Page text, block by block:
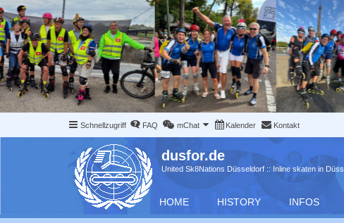
Schnellzugriff FAQ mChat Kalender Kontakt
dusfor.de
United Sk8Nations Düsseldorf :: Inline skaten in
HOME HISTORY INFOS